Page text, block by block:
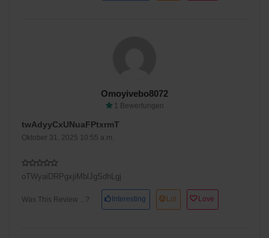
Omoyivebo8072
1 Bewertungen
twAdyyCxUNuaFPtxrmT
Oktober 31, 2025 10:55 a.m.
oTWyaiDRPgxjiMblJgSdhLgj
Was This Review ...? Interesting Lol Love